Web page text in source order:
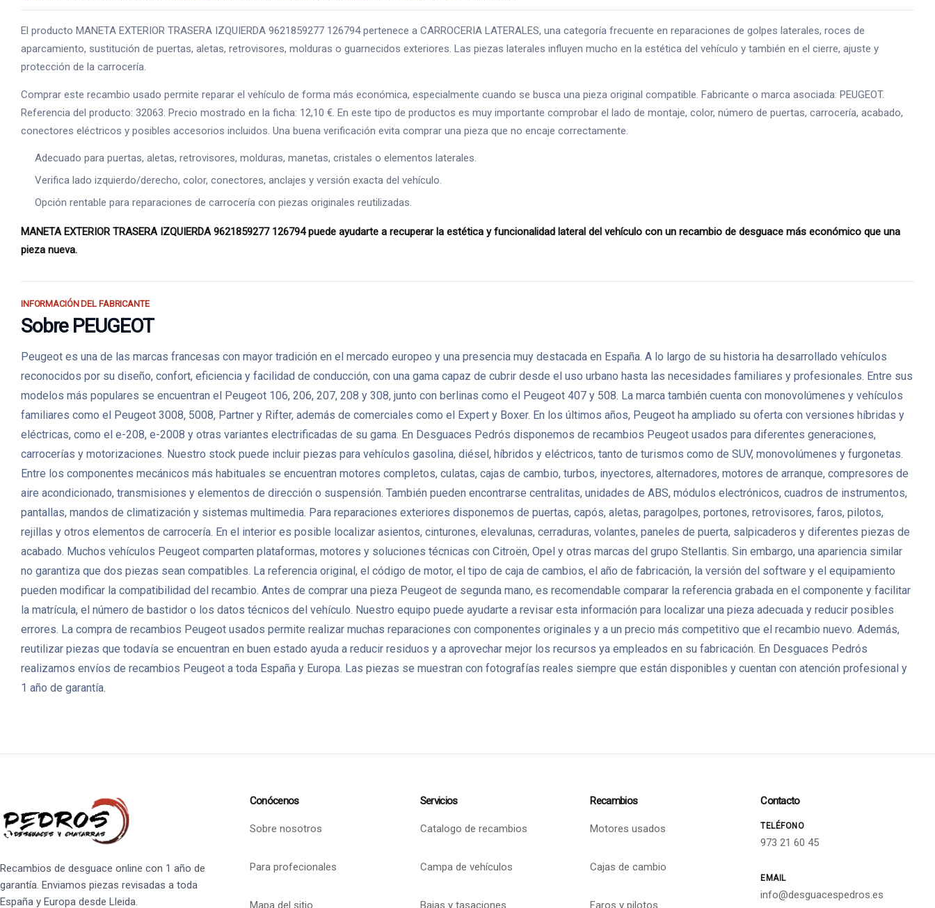
El producto MANETA EXTERIOR TRASERA IZQUIERDA 9621859277 126794 pertenece a CARROCERIA LATERALES, una categoría frecuente en reparaciones de golpes laterales, roces de
aparcamiento, sustitución de puertas, aletas, retrovisores, molduras o guarnecidos exteriores. Las piezas laterales influyen mucho en la estética del vehículo y también en el cierre, ajuste y
protección de la carrocería.
Comprar este recambio usado permite reparar el vehículo de forma más económica, especialmente cuando se busca una pieza original compatible. Fabricante o marca asociada: PEUGEOT.
Referencia del producto: 32063. Precio mostrado en la ficha: 12,10 €. En este tipo de productos es muy importante comprobar el lado de montaje, color, número de puertas, carrocería, acabado,
conectores eléctricos y posibles accesorios incluidos. Una buena verificación evita comprar una pieza que no encaje correctamente.
Adecuado para puertas, aletas, retrovisores, molduras, manetas, cristales o elementos laterales.
Verifica lado izquierdo/derecho, color, conectores, anclajes y versión exacta del vehículo.
Opción rentable para reparaciones de carrocería con piezas originales reutilizadas.
MANETA EXTERIOR TRASERA IZQUIERDA 9621859277 126794 puede ayudarte a recuperar la estética y funcionalidad lateral del vehículo con un recambio de desguace más económico que una
pieza nueva.
INFORMACIÓN DEL FABRICANTE
Sobre PEUGEOT
Peugeot es una de las marcas francesas con mayor tradición en el mercado europeo y una presencia muy destacada en España. A lo largo de su historia ha desarrollado vehículos
reconocidos por su diseño, confort, eficiencia y facilidad de conducción, con una gama capaz de cubrir desde el uso urbano hasta las necesidades familiares y profesionales. Entre sus
modelos más populares se encuentran el Peugeot 106, 206, 207, 208 y 308, junto con berlinas como el Peugeot 407 y 508. La marca también cuenta con monovolúmenes y vehículos
familiares como el Peugeot 3008, 5008, Partner y Rifter, además de comerciales como el Expert y Boxer. En los últimos años, Peugeot ha ampliado su oferta con versiones híbridas y
eléctricas, como el e-208, e-2008 y otras variantes electrificadas de su gama. En Desguaces Pedrós disponemos de recambios Peugeot usados para diferentes generaciones,
carrocerías y motorizaciones. Nuestro stock puede incluir piezas para vehículos gasolina, diésel, híbridos y eléctricos, tanto de turismos como de SUV, monovolúmenes y furgonetas.
Entre los componentes mecánicos más habituales se encuentran motores completos, culatas, cajas de cambio, turbos, inyectores, alternadores, motores de arranque, compresores de
aire acondicionado, transmisiones y elementos de dirección o suspensión. También pueden encontrarse centralitas, unidades de ABS, módulos electrónicos, cuadros de instrumentos,
pantallas, mandos de climatización y sistemas multimedia. Para reparaciones exteriores disponemos de puertas, capós, aletas, paragolpes, portones, retrovisores, faros, pilotos,
rejillas y otros elementos de carrocería. En el interior es posible localizar asientos, cinturones, elevalunas, cerraduras, volantes, paneles de puerta, salpicaderos y diferentes piezas de
acabado. Muchos vehículos Peugeot comparten plataformas, motores y soluciones técnicas con Citroën, Opel y otras marcas del grupo Stellantis. Sin embargo, una apariencia similar
no garantiza que dos piezas sean compatibles. La referencia original, el código de motor, el tipo de caja de cambios, el año de fabricación, la versión del software y el equipamiento
pueden modificar la compatibilidad del recambio. Antes de comprar una pieza Peugeot de segunda mano, es recomendable comparar la referencia grabada en el componente y facilitar
la matrícula, el número de bastidor o los datos técnicos del vehículo. Nuestro equipo puede ayudarte a revisar esta información para localizar una pieza adecuada y reducir posibles
errores. La compra de recambios Peugeot usados permite realizar muchas reparaciones con componentes originales y a un precio más competitivo que el recambio nuevo. Además,
reutilizar piezas que todavía se encuentran en buen estado ayuda a reducir residuos y a aprovechar mejor los recursos ya empleados en su fabricación. En Desguaces Pedrós
realizamos envíos de recambios Peugeot a toda España y Europa. Las piezas se muestran con fotografías reales siempre que están disponibles y cuentan con atención profesional y
1 año de garantía.
Recambios de desguace online con 1 año de
garantía. Enviamos piezas revisadas a toda
España y Europa desde Lleida.
Conócenos
Sobre nosotros
Para profecionales
Mapa del sitio
Servicios
Catalogo de recambios
Campa de vehículos
Bajas y tasaciones
Recambios
Motores usados
Cajas de cambio
Faros y pilotos
Contacto
TELÉFONO
973 21 60 45
EMAIL
info@desguacespedros.es